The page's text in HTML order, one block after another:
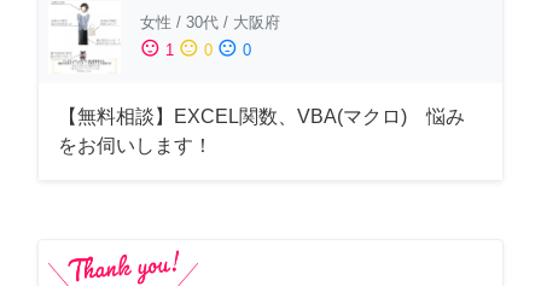
女性 / 30代 / 大阪府
sentiment_satisfied 1 sentiment_neutral 0 sentiment_dissatisfied 0
【無料相談】EXCEL関数、VBA(マクロ) 悩み
をお伺いします！